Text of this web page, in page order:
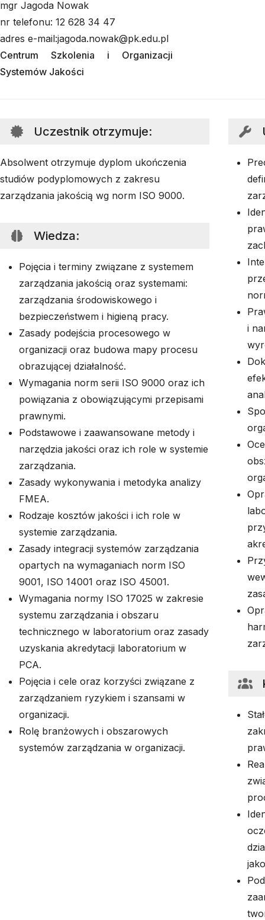
mgr Jagoda Nowak
nr telefonu: 12 628 34 47
adres e-mail:jagoda.nowak@pk.edu.pl
Centrum Szkolenia i Organizacji
Systemów Jakości
Uczestnik otrzymuje:
Absolwent otrzymuje dyplom ukończenia
studiów podyplomowych z zakresu
zarządzania jakością wg norm ISO 9000.
Wiedza:
Pojęcia i terminy związane z systemem
zarządzania jakością oraz systemami:
zarządzania środowiskowego i
bezpieczeństwem i higieną pracy.
Zasady podejścia procesowego w
organizacji oraz budowa mapy procesu
obrazującej działalność.
Wymagania norm serii ISO 9000 oraz ich
powiązania z obowiązującymi przepisami
prawnymi.
Podstawowe i zaawansowane metody i
narzędzia jakości oraz ich role w systemie
zarządzania.
Zasady wykonywania i metodyka analizy
FMEA.
Rodzaje kosztów jakości i ich role w
systemie zarządzania.
Zasady integracji systemów zarządzania
opartych na wymaganiach norm ISO
9001, ISO 14001 oraz ISO 45001.
Wymagania normy ISO 17025 w zakresie
systemu zarządzania i obszaru
technicznego w laboratorium oraz zasady
uzyskania akredytacji laboratorium w
PCA.
Pojęcia i cele oraz korzyści związane z
zarządzaniem ryzykiem i szansami w
organizacji.
Rolę branżowych i obszarowych
systemów zarządzania w organizacji.
i